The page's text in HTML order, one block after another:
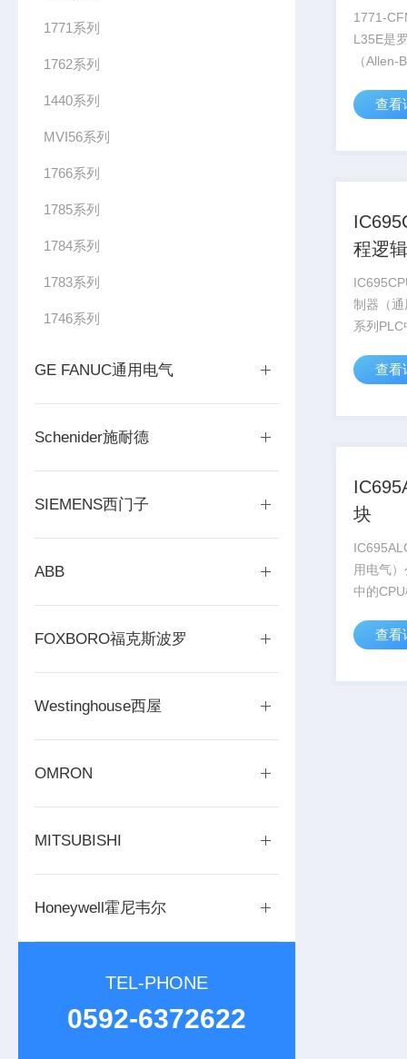
1771系列
1762系列
1440系列
MVI56系列
1766系列
1785系列
1784系列
1783系列
1746系列
GE FANUC通用电气
Schenider施耐德
SIEMENS西门子
ABB
FOXBORO福克斯波罗
Westinghouse西屋
OMRON
MITSUBISHI
Honeywell霍尼韦尔
TEL-PHONE
0592-6372622
1771-
L35E是
（Allen-
高性能
关于
查看
程逻
制器（
系列
运算处
它可以
查看
块
用电气
中的
能力，
效地执
查看